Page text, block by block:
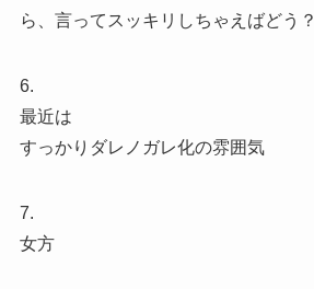
ら、言ってスッキリしちゃえばどう？
6.
最近は
すっかりダレノガレ化の雰囲気
7.
女方